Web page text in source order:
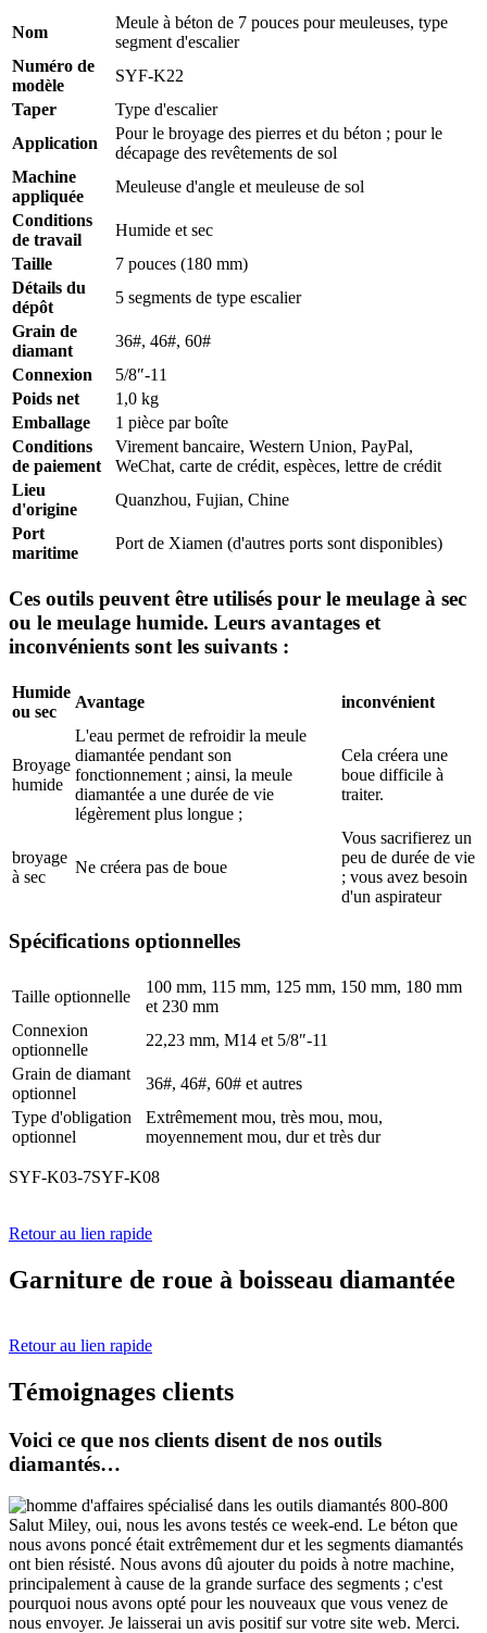
Nom
Meule à béton de 7 pouces pour meuleuses, type
segment d'escalier
Numéro de
modèle
SYF-K22
Taper
Type d'escalier
Application
Pour le broyage des pierres et du béton ; pour le
décapage des revêtements de sol
Machine
appliquée
Meuleuse d'angle et meuleuse de sol
Conditions
de travail
Humide et sec
Taille
7 pouces (180 mm)
Détails du
dépôt
5 segments de type escalier
Grain de
diamant
36#, 46#, 60#
Connexion
5/8″-11
Poids net
1,0 kg
Emballage
1 pièce par boîte
Conditions
de paiement
Virement bancaire, Western Union, PayPal,
WeChat, carte de crédit, espèces, lettre de crédit
Lieu
d'origine
Quanzhou, Fujian, Chine
Port
maritime
Port de Xiamen (d'autres ports sont disponibles)
Ces outils peuvent être utilisés pour le meulage à sec
ou le meulage humide. Leurs avantages et
inconvénients sont les suivants :
Humide
ou sec
Avantage inconvénient
Broyage
humide
L'eau permet de refroidir la meule
diamantée pendant son
fonctionnement ; ainsi, la meule
diamantée a une durée de vie
légèrement plus longue ;
Cela créera une
boue difficile à
traiter.
broyage
à sec
Ne créera pas de boue
Vous sacrifierez un
peu de durée de vie
; vous avez besoin
d'un aspirateur
Spécifications optionnelles
Taille optionnelle
100 mm, 115 mm, 125 mm, 150 mm, 180 mm
et 230 mm
Connexion
optionnelle
22,23 mm, M14 et 5/8″-11
Grain de diamant
optionnel
36#, 46#, 60# et autres
Type d'obligation
optionnel
Extrêmement mou, très mou, mou,
moyennement mou, dur et très dur
SYF-K03-7SYF-K08
Retour au lien rapide
Garniture de roue à boisseau diamantée
Retour au lien rapide
Témoignages clients
Voici ce que nos clients disent de nos outils
diamantés…
Salut Miley, oui, nous les avons testés ce week-end. Le béton que
nous avons poncé était extrêmement dur et les segments diamantés
ont bien résisté. Nous avons dû ajouter du poids à notre machine,
principalement à cause de la grande surface des segments ; c'est
pourquoi nous avons opté pour les nouveaux que vous venez de
nous envoyer. Je laisserai un avis positif sur votre site web. Merci.